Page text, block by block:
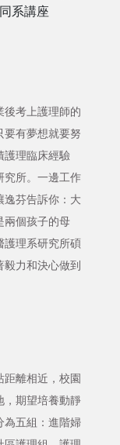
系講座
後考上護理師的
要有夢想就要努
護理臨床經驗
究所。一邊工作
逸芬告訴你：大
兩個孩子的母
護理系研究所碩
力和決心做到
離相近，校園
，期望培養動靜
為五組：進階婦